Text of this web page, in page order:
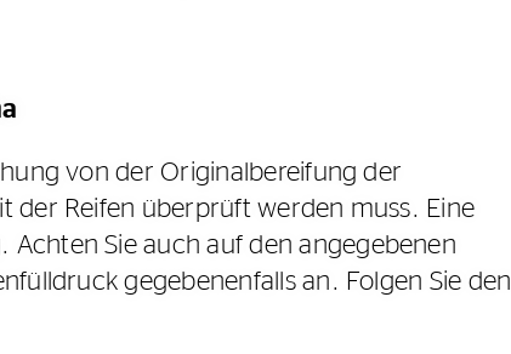
von der Originalbereifung der
der Reifen überprüft werden muss. Eine
Sie auch auf den angegebenen
gegebenenfalls an. Folgen Sie den